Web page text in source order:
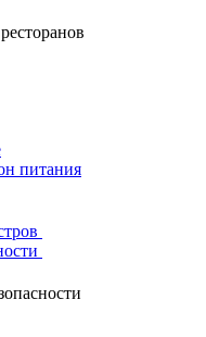
питания